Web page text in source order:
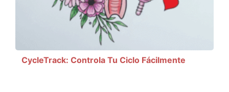
CycleTrack: Controla Tu Ciclo Fácilmente